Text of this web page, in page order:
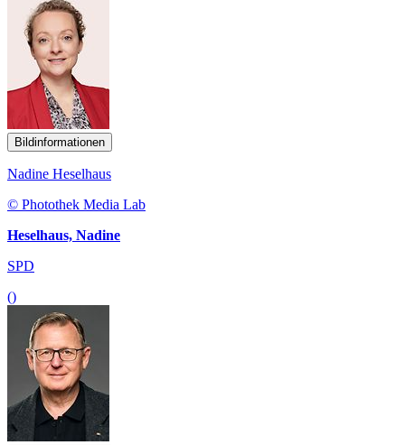
Bildinformationen
Nadine Heselhaus
© Photothek Media Lab
Heselhaus, Nadine
SPD
()